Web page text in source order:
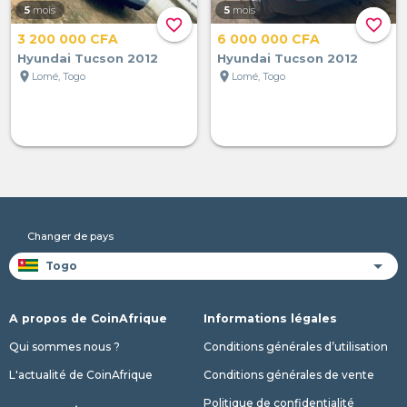
favorite_border
5 mois
3 200 000 CFA
Hyundai Tucson 2012
location_on Lomé, Togo
favorite_border
5 mois
6 000 000 CFA
Hyundai Tucson 2012
location_on Lomé, Togo
Changer de pays
A propos de CoinAfrique
Qui sommes nous ?
L'actualité de CoinAfrique
Informations légales
Conditions générales d’utilisation
Conditions générales de vente
Politique de confidentialité